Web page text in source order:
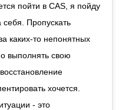
пойти в CAS, я пойду
Пропускать
каких-то непонятных
выполнять свою
хочется.
- это